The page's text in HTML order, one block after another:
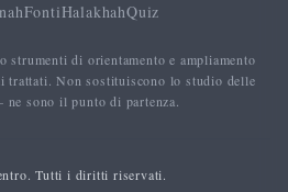
FontiHalakhahQuiz
strumenti di orientamento e ampliamento
trattati. Non sostituiscono lo studio delle
sono il punto di partenza.
Tutti i diritti riservati.